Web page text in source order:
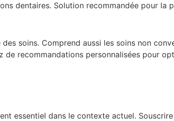
dentaires. Solution recommandée pour la
soins. Comprend aussi les soins non
recommandations personnalisées pour
essentiel dans le contexte actuel.